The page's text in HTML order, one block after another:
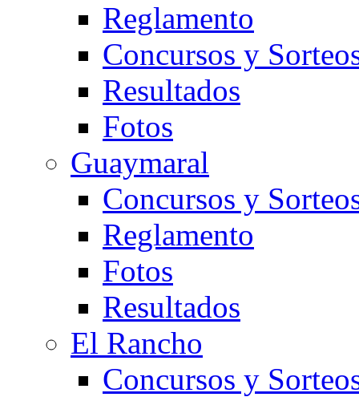
Reglamento
Concursos y
Resultados
Fotos
Guaymaral
Concursos y
Reglamento
Fotos
Resultados
El Rancho
Concursos y